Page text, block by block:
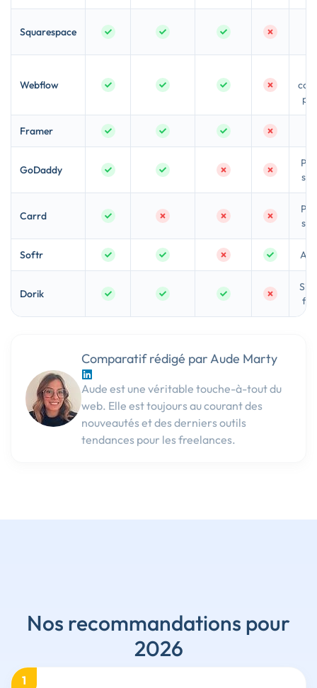
Squarespace
Webflow
Framer
GoDaddy
Carrd
Softr
Dorik
Comparatif rédigé par Aude Marty
Aude est une véritable touche-à-tout du
web. Elle est toujours au courant des
nouveautés et des derniers outils
tendances pour les freelances.
Nos recommandations pour
2026
1